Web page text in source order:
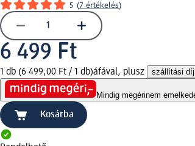
5 (7 értékelés)
6 499 Ft
1 db (6 499,00 Ft / 1 db)áfával, plusz szállítási díj
Mindig megérinem
Kosárba